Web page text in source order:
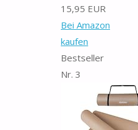
15,95 EUR
Bei Amazon
kaufen
Bestseller
Nr. 3